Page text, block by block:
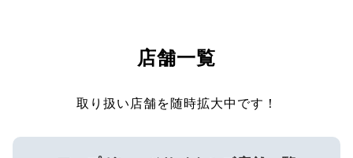
店舗一覧
取り扱い店舗を随時拡大中です！